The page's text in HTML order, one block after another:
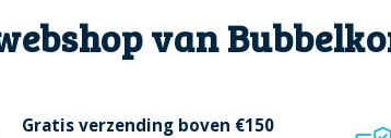
van
Gratis verzending boven €150